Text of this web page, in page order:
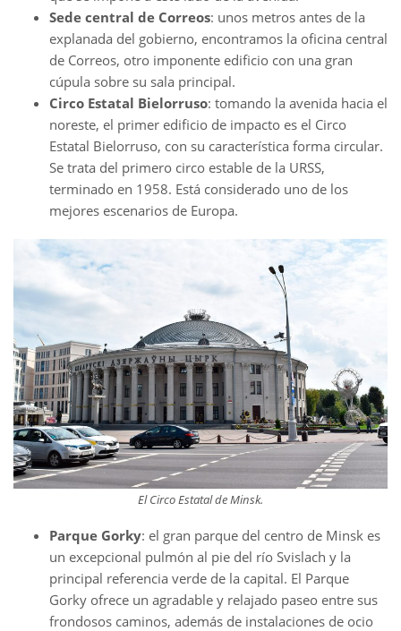
Sede central de Correos: unos metros antes de la
explanada del gobierno, encontramos la oficina central
de Correos, otro imponente edificio con una gran
cúpula sobre su sala principal.
Circo Estatal Bielorruso: tomando la avenida hacia el
noreste, el primer edificio de impacto es el Circo
Estatal Bielorruso, con su característica forma circular.
Se trata del primero circo estable de la URSS,
terminado en 1958. Está considerado uno de los
mejores escenarios de Europa.
El Circo Estatal de Minsk.
Parque Gorky: el gran parque del centro de Minsk es
un excepcional pulmón al pie del río Svislach y la
principal referencia verde de la capital. El Parque
Gorky ofrece un agradable y relajado paseo entre sus
frondosos caminos, además de instalaciones de ocio